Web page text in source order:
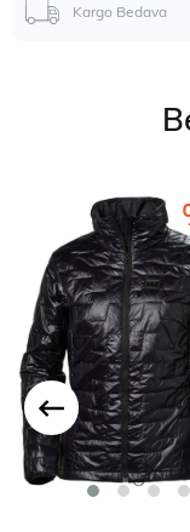
Kargo Bedava